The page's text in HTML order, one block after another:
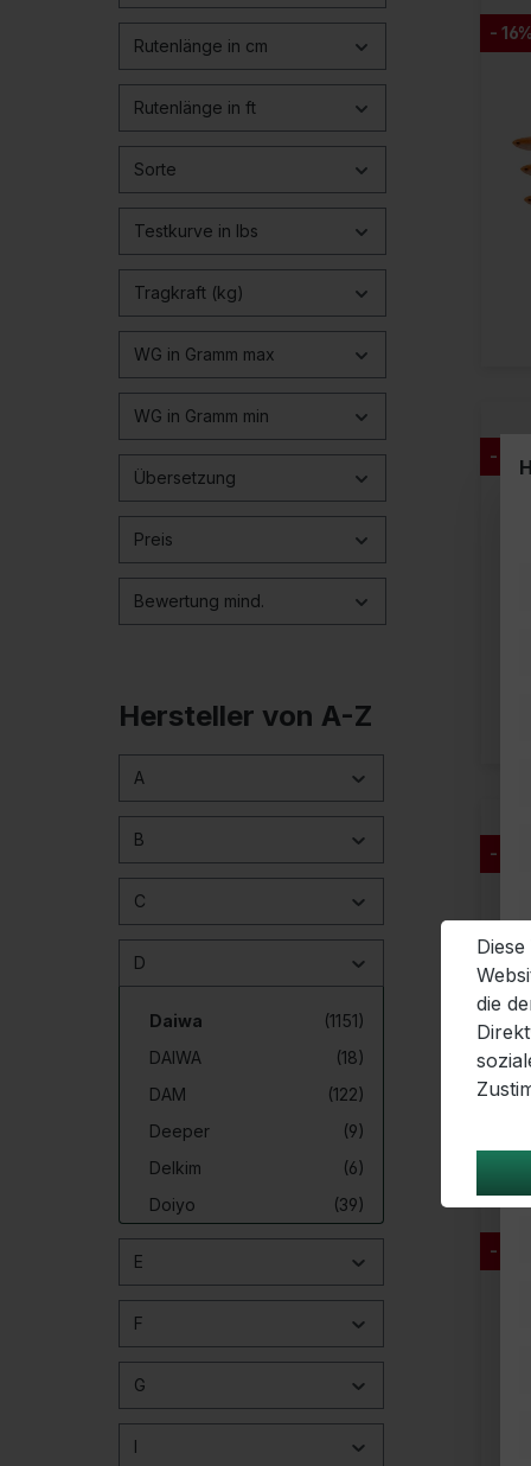
Rutenlänge in cm
Rutenlänge in ft
Sorte
Testkurve in lbs
Tragkraft (kg)
WG in Gramm max
WG in Gramm min
Übersetzung
Preis
Bewertung mind.
Hersteller von A-Z
A
B
C
D
(1151)
Daiwa
(18)
DAIWA
(122)
DAM
(9)
Deeper
(6)
Delkim
(39)
Doiyo
(268)
Dynamite Baits
E
F
G
I
- 16%
- 32%
- 49%
- 35%
die